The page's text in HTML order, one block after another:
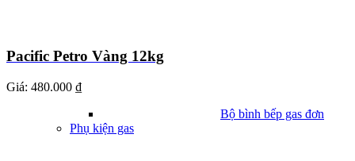
Bộ bình bếp gas đơn
Phụ kiện gas
Pacific Petro Vàng 12kg
Giá: 480.000 ₫